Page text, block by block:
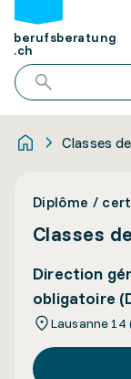
berufsberatung
.ch
Classes
Diplôme /
Classes
Direction
obligatoire
Lausanne 14